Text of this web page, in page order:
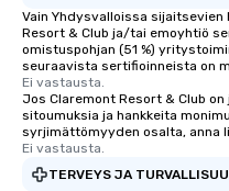
Vain Yhdysvalloissa
Resort & Club ja/tai emoyhtiö
omistuspohjan (51 %)
seuraavista sertifioinneista on
Ei vastausta.
Jos Claremont Resort & Club
sitoumuksia ja hankkeita
syrjimättömyyden osalta, anna
Ei vastausta.
TERVEYS JA